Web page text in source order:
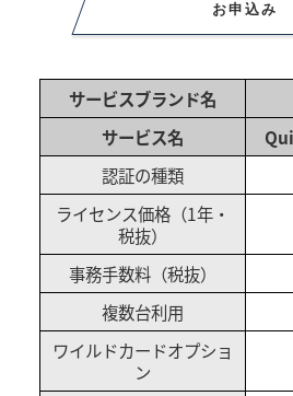
お申込み
サービスブランド名
サービス名
認証の種類
ライセンス価格（1年・
税抜）
事務手数料（税抜）
複数台利用
ワイルドカードオプショ
ン